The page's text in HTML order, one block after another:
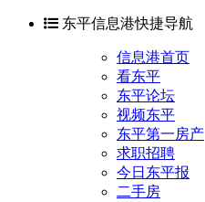
东平信息港快捷导航
信息港首页
看东平
东平论坛
视频东平
东平第一房产
求职招聘
今日东平报
二手房